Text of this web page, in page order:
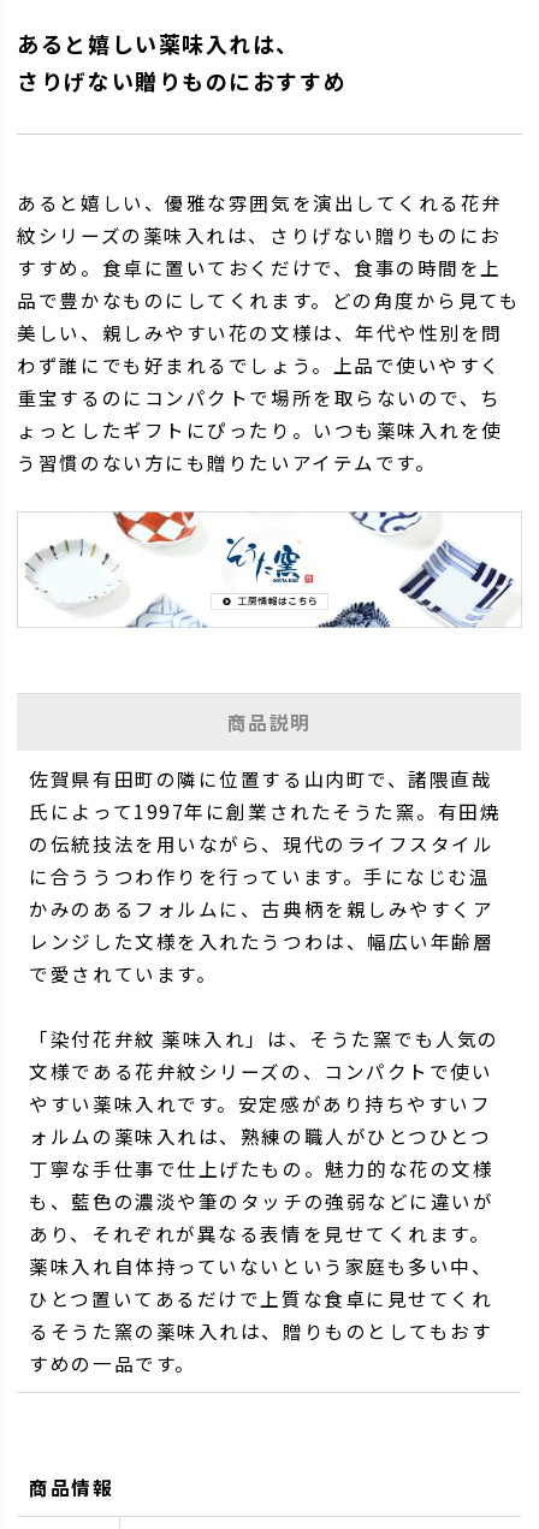
あると嬉しい薬味入れは、
さりげない贈りものにおすすめ
あると嬉しい、優雅な雰囲気を演出してくれる花弁
紋シリーズの薬味入れは、さりげない贈りものにお
すすめ。食卓に置いておくだけで、食事の時間を上
品で豊かなものにしてくれます。どの角度から見ても
美しい、親しみやすい花の文様は、年代や性別を問
わず誰にでも好まれるでしょう。上品で使いやすく
重宝するのにコンパクトで場所を取らないので、ち
ょっとしたギフトにぴったり。いつも薬味入れを使
う習慣のない方にも贈りたいアイテムです。
商品説明
佐賀県有田町の隣に位置する山内町で、諸隈直哉
氏によって1997年に創業されたそうた窯。有田焼
の伝統技法を用いながら、現代のライフスタイル
に合ううつわ作りを行っています。手になじむ温
かみのあるフォルムに、古典柄を親しみやすくア
レンジした文様を入れたうつわは、幅広い年齢層
で愛されています。
「染付花弁紋 薬味入れ」は、そうた窯でも人気の
文様である花弁紋シリーズの、コンパクトで使い
やすい薬味入れです。安定感があり持ちやすいフ
ォルムの薬味入れは、熟練の職人がひとつひとつ
丁寧な手仕事で仕上げたもの。魅力的な花の文様
も、藍色の濃淡や筆のタッチの強弱などに違いが
あり、それぞれが異なる表情を見せてくれます。
薬味入れ自体持っていないという家庭も多い中、
ひとつ置いてあるだけで上質な食卓に見せてくれ
るそうた窯の薬味入れは、贈りものとしてもおす
すめの一品です。
商品情報